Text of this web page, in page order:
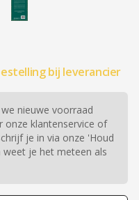
bij leverancier
nieuwe voorraad
onze klantenservice of
je in via onze 'Houd
je het meteen als